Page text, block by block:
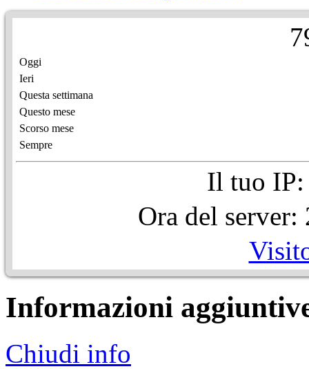
7
Oggi
Ieri
Questa settimana
Questo mese
Scorso mese
Sempre
Il tuo IP:
Ora del
Informazioni
Chiudi info